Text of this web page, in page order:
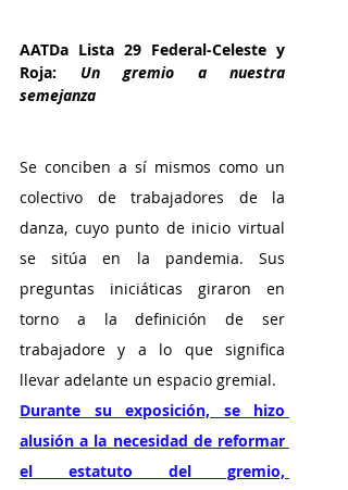
AATDa Lista 29 Federal-Celeste y
Roja: Un gremio a nuestra
semejanza
Se conciben a sí mismos como un
colectivo de trabajadores de la
danza, cuyo punto de inicio virtual
se sitúa en la pandemia. Sus
preguntas iniciáticas giraron en
torno a la definición de ser
trabajadore y a lo que significa
llevar adelante un espacio gremial.
Durante su exposición, se hizo
alusión a la necesidad de reformar
el estatuto del gremio,